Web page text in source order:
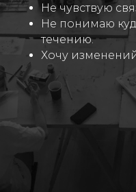
Не чувствую
Не понимаю
течению.
Хочу